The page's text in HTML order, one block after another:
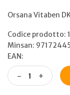
Orsana Vitaben
Codice prodotto:
Minsan:
EAN:
- +